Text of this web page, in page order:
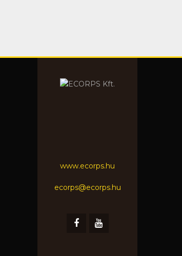
www.ecorps.hu
ecorps@ecorps.hu